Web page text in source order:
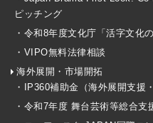
ピッチング
・令和8年度文化庁「活字文化
・VIPO無料法律相談
海外展開・市場開拓
・IP360補助金（海外展開支援
・令和7年度 舞台芸術等総合支